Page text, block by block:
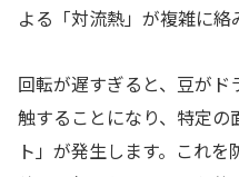
よる「対流熱」が複雑に絡
回転が遅すぎると、豆が
触することになり、特定
ト」が発生します。これを